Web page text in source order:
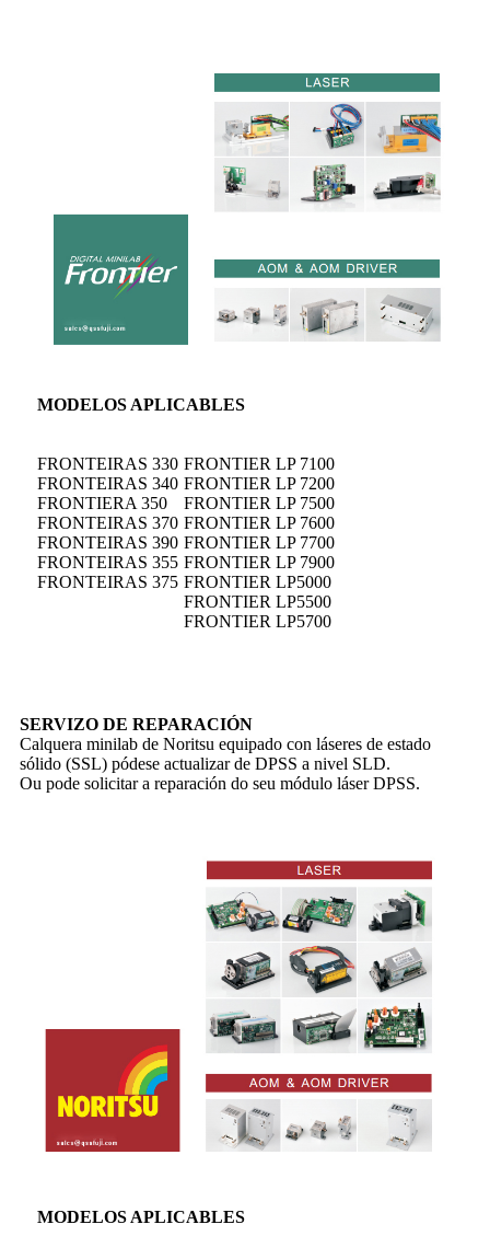
MODELOS APLICABLES
FRONTEIRAS 330 FRONTIER LP 7100
FRONTEIRAS 340 FRONTIER LP 7200
FRONTIERA 350
FRONTIER LP 7500
FRONTEIRAS 370 FRONTIER LP 7600
FRONTEIRAS 390 FRONTIER LP 7700
FRONTEIRAS 355 FRONTIER LP 7900
FRONTEIRAS 375 FRONTIER LP5000
FRONTIER LP5500
FRONTIER LP5700
SERVIZO DE REPARACIÓN
Calquera minilab de Noritsu equipado con láseres de estado
sólido (SSL) pódese actualizar de DPSS a nivel SLD.
Ou pode solicitar a reparación do seu módulo láser DPSS.
MODELOS APLICABLES